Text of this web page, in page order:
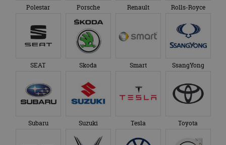
Polestar Porsche Renault Rolls-Royce
SEAT Skoda Smart SsangYong
Subaru Suzuki Tesla Toyota